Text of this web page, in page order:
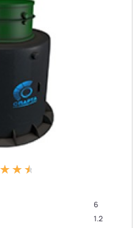
6
1.2